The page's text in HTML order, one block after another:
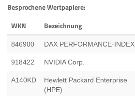
Besprochene Wertpapiere:
WKN
Bezeichnung
846900 DAX PERFORMANCE-INDEX
918422 NVIDIA Corp.
A140KD
Hewlett Packard Enterprise
(HPE)